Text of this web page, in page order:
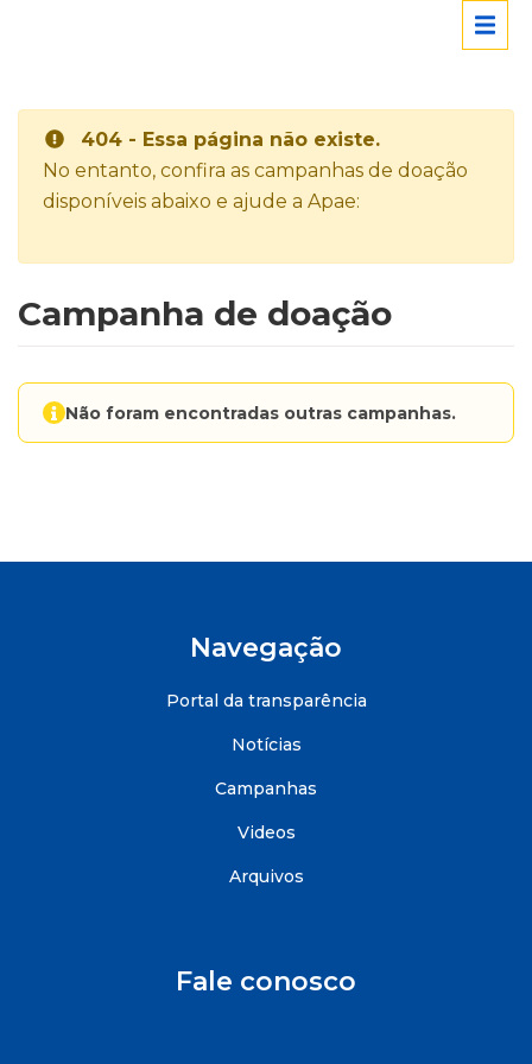
404 - Essa página não existe.
No entanto, confira as campanhas de doação
disponíveis abaixo e ajude a Apae:
Campanha de doação
Não foram encontradas outras campanhas.
Navegação
Portal da transparência
Notícias
Campanhas
Videos
Arquivos
Fale conosco